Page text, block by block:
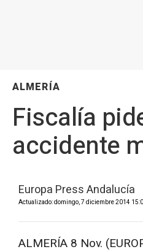
ALMERÍA
Fiscalía
accidente
Europa Press Andalucía
Actualizado: domingo, 7 diciembre 2014
ALMERÍA 8 Nov.